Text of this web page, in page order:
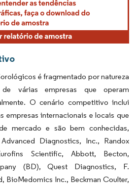
é fragmentado por natureza
várias empresas que operam
O cenário competitivo inclui
empresas internacionais e locais que
mercado e são bem conhecidas,
Diagnostics, Inc., Randox
Scientific, Abbott, Becton,
(BD), Quest Diagnostics, F.
BioMedomics Inc., Beckman Coulter,